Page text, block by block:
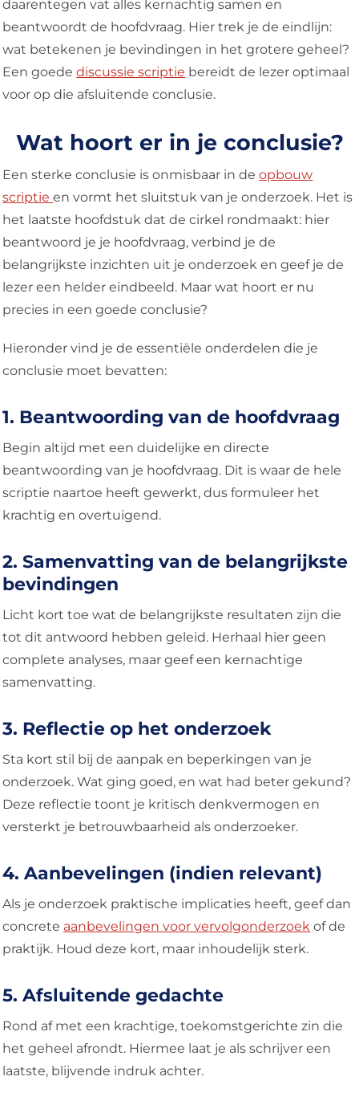
daarentegen vat alles kernachtig samen en
beantwoordt de hoofdvraag. Hier trek je de eindlijn:
wat betekenen je bevindingen in het grotere geheel?
Een goedediscussie scriptie bereidt de lezer optimaal
voor op die afsluitende conclusie.
Wat hoort er in je conclusie?
Een sterke conclusie is onmisbaar in deopbouw
scriptieen vormt het sluitstuk van je onderzoek. Het is
het laatste hoofdstuk dat de cirkel rondmaakt: hier
beantwoord je je hoofdvraag, verbind je de
belangrijkste inzichten uit je onderzoek en geef je de
lezer een helder eindbeeld. Maar wat hoort er nu
precies in een goede conclusie?
Hieronder vind je de essentiële onderdelen die je
conclusie moet bevatten:
1. Beantwoording van de hoofdvraag
Begin altijd met een duidelijke en directe
beantwoording van je hoofdvraag. Dit is waar de hele
scriptie naartoe heeft gewerkt, dus formuleer het
krachtig en overtuigend.
2. Samenvatting van de belangrijkste
bevindingen
Licht kort toe wat de belangrijkste resultaten zijn die
tot dit antwoord hebben geleid. Herhaal hier geen
complete analyses, maar geef een kernachtige
samenvatting.
3. Reflectie op het onderzoek
Sta kort stil bij de aanpak en beperkingen van je
onderzoek. Wat ging goed, en wat had beter gekund?
Deze reflectie toont je kritisch denkvermogen en
versterkt je betrouwbaarheid als onderzoeker.
4. Aanbevelingen (indien relevant)
Als je onderzoek praktische implicaties heeft, geef dan
concrete aanbevelingen voor vervolgonderzoek of de
praktijk. Houd deze kort, maar inhoudelijk sterk.
5. Afsluitende gedachte
Rond af met een krachtige, toekomstgerichte zin die
het geheel afrondt. Hiermee laat je als schrijver een
laatste, blijvende indruk achter.